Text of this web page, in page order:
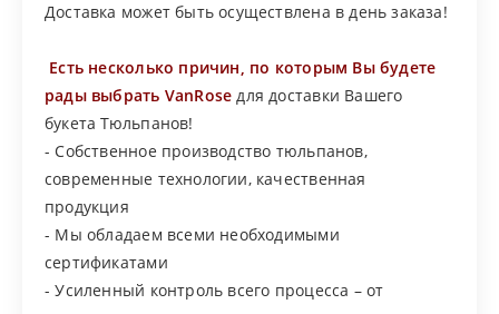
Доставка может быть осуществлена в день заказа!
Есть несколько причин, по которым Вы будете
рады выбрать VanRoseдля доставки Вашего
букета Тюльпанов!
- Собственное производство тюльпанов,
современные технологии, качественная
продукция
- Мы обладаем всеми необходимыми
сертификатами
- Усиленный контроль всего процесса – от